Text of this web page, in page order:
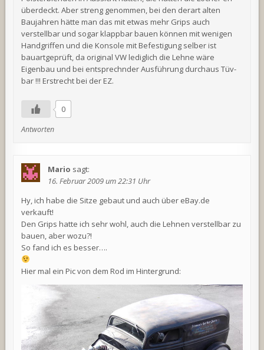
überdeckt. Aber streng genommen, bei den derart alten
Baujahren hätte man das mit etwas mehr Grips auch
verstellbar und sogar klappbar bauen können mit wenigen
Handgriffen und die Konsole mit Befestigung selber ist
bauartgeprüft, da original VW lediglich die Lehne wäre
Eigenbau und bei entsprechnder Ausführung durchaus Tüv-
bar !!! Erstrecht bei der EZ.
0
Antworten
Mario sagt:
16. Februar 2009 um 22:31 Uhr
Hy, ich habe die Sitze gebaut und auch über eBay.de
verkauft!
Den Grips hatte ich sehr wohl, auch die Lehnen verstellbar zu
bauen, aber wozu?!
So fand ich es besser….
Hier mal ein Pic von dem Rod im Hintergrund: